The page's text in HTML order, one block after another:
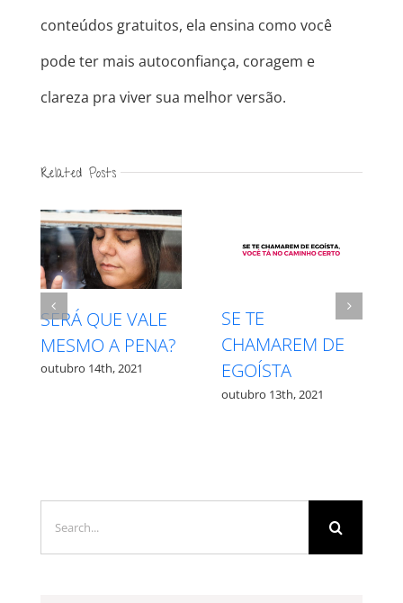
conteúdos gratuitos, ela ensina como você
pode ter mais autoconfiança, coragem e
clareza pra viver sua melhor versão.
Related Posts
DE
INTUIÇÃO X
MEDO – QUAL É
outubro 12th, 2021
for: